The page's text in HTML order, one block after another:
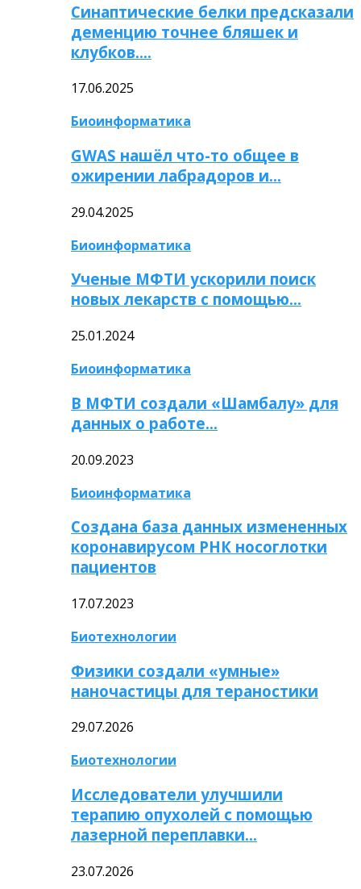
Синаптические белки предсказали
деменцию точнее бляшек и
клубков….
17.06.2025
Биоинформатика
GWAS нашёл что-то общее в
ожирении лабрадоров и…
29.04.2025
Биоинформатика
Ученые МФТИ ускорили поиск
новых лекарств с помощью…
25.01.2024
Биоинформатика
В МФТИ создали «Шамбалу» для
данных о работе…
20.09.2023
Биоинформатика
Создана база данных измененных
коронавирусом РНК носоглотки
пациентов
17.07.2023
Биотехнологии
Физики создали «умные»
наночастицы для тераностики
29.07.2026
Биотехнологии
Исследователи улучшили
терапию опухолей с помощью
лазерной переплавки…
23.07.2026